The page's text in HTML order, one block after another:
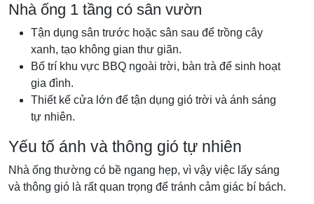
Nhà ống 1 tầng có sân vườn
Tận dụng sân trước hoặc sân sau để trồng cây
xanh, tạo không gian thư giãn.
Bố trí khu vực BBQ ngoài trời, bàn trà để sinh hoạt
gia đình.
Thiết kế cửa lớn để tận dụng gió trời và ánh sáng
tự nhiên.
Yếu tố ánh và thông gió tự nhiên
Nhà ống thường có bề ngang hẹp, vì vậy việc lấy sáng
và thông gió là rất quan trọng để tránh cảm giác bí bách.